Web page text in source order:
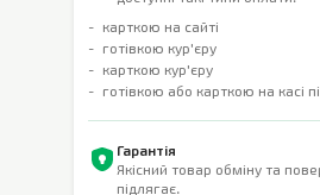
карткою на сайті
готівкою кур'єру
карткою кур'єру
готівкою або карткою на касі
Гарантія
Якісний товар обміну та
підлягає.